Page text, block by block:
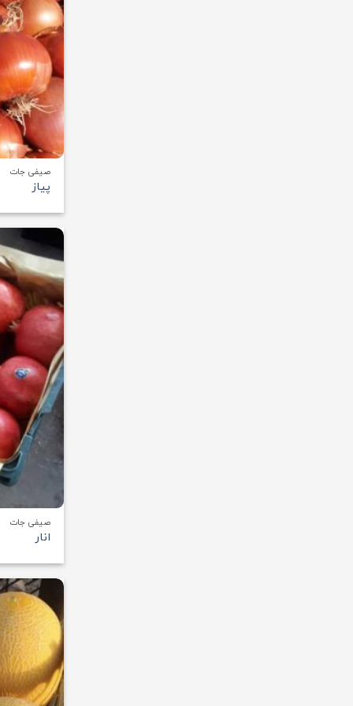
صیفی جات
پیاز
صیفی جات
انار